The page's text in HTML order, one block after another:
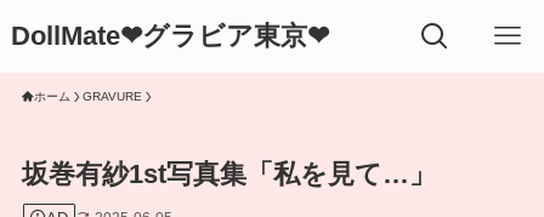
DollMate❤グラビア東京❤
ホーム GRAVURE
坂巻有紗1st写真集「私を見て…」